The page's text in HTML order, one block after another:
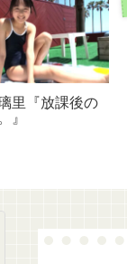
里『放課後の
』